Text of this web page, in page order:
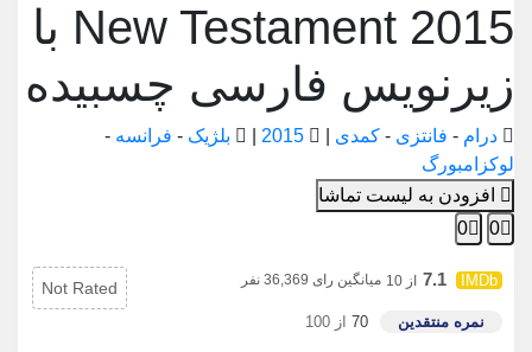
New Testament 2015 با
زیرنویس فارسی چسبیده
درام - فانتزی - کمدی 2015 بلژیک - فرانسه -
لوکزامبورگ
افزودن به لیست تماشا
0
0
7.1 از 10 میانگین رای 36,369 نفر
نمره منتقدین 70 از 100
Not Rated